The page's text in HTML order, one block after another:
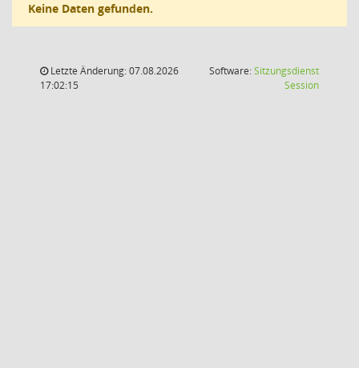
Keine Daten gefunden.
Letzte Änderung: 07.08.2026
17:02:15
Software:Sitzungsdienst
Session(Wird in